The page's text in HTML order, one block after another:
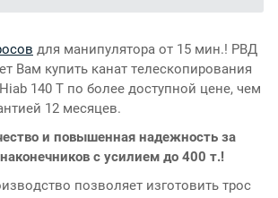
для манипулятора от 15 мин.! РВД
Вам купить канат телескопирования
140 T по более доступной цене, чем
12 месяцев.
и повышенная надежность за
с усилием до 400 т.!
позволяет изготовить трос